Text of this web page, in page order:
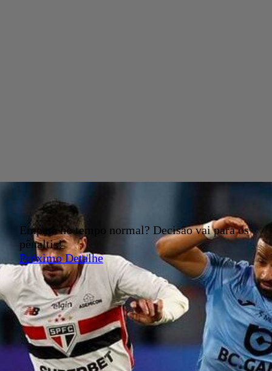
Empate no tempo normal? Decisão vai para os
pênaltis!
Próximo Detalhe